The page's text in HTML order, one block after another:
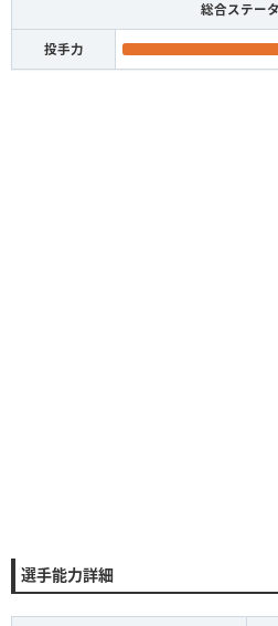
総合ステー
投手力
選手能力詳細